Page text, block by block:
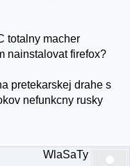
totalny macher
nainstalovat firefox?
pretekarskej drahe s
nefunkcny rusky
WlaSaTy